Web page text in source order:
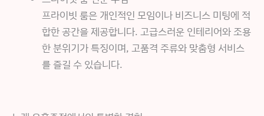
프라이빗 룸은 개인적인 모임이나 비즈니스 미팅에 적
합한 공간을 제공합니다. 고급스러운 인테리어와 조용
한 분위기가 특징이며, 고품격 주류와 맞춤형 서비스
를 즐길 수 있습니다.